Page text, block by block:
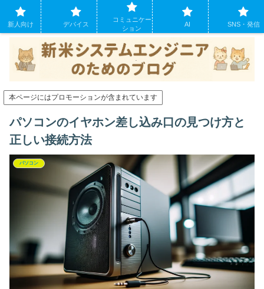
システムエンジニアになったばかりの方のために。現場でよくあるパソコンの
トラブルも
本ページにはプロモーションが含まれています
パソコンのイヤホン差し込み口の見つけ方と
正しい接続方法
パソコン
新人向け デバイス
コミュニケー
ション
AI SNS・発信